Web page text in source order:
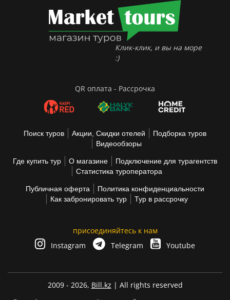
Клик-клик, и вы на море
:)
QR оплата - Рассрочка
Поиск туров Акции, Скидки отелей
Подборка туров
Видеообзоры
Где купить тур О магазине
Подключение для турагентств
Статистика туроператора
Публичная оферта
Политика конфиденциальности
Как забронировать тур
Тур в рассрочку
присоединяйтесь к нам
Instagram
Telegram Youtube
2009 - 2026, Bill.kz | All rights reserved